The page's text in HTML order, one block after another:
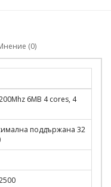
(0)
6MB 4 cores, 4
поддържана 32